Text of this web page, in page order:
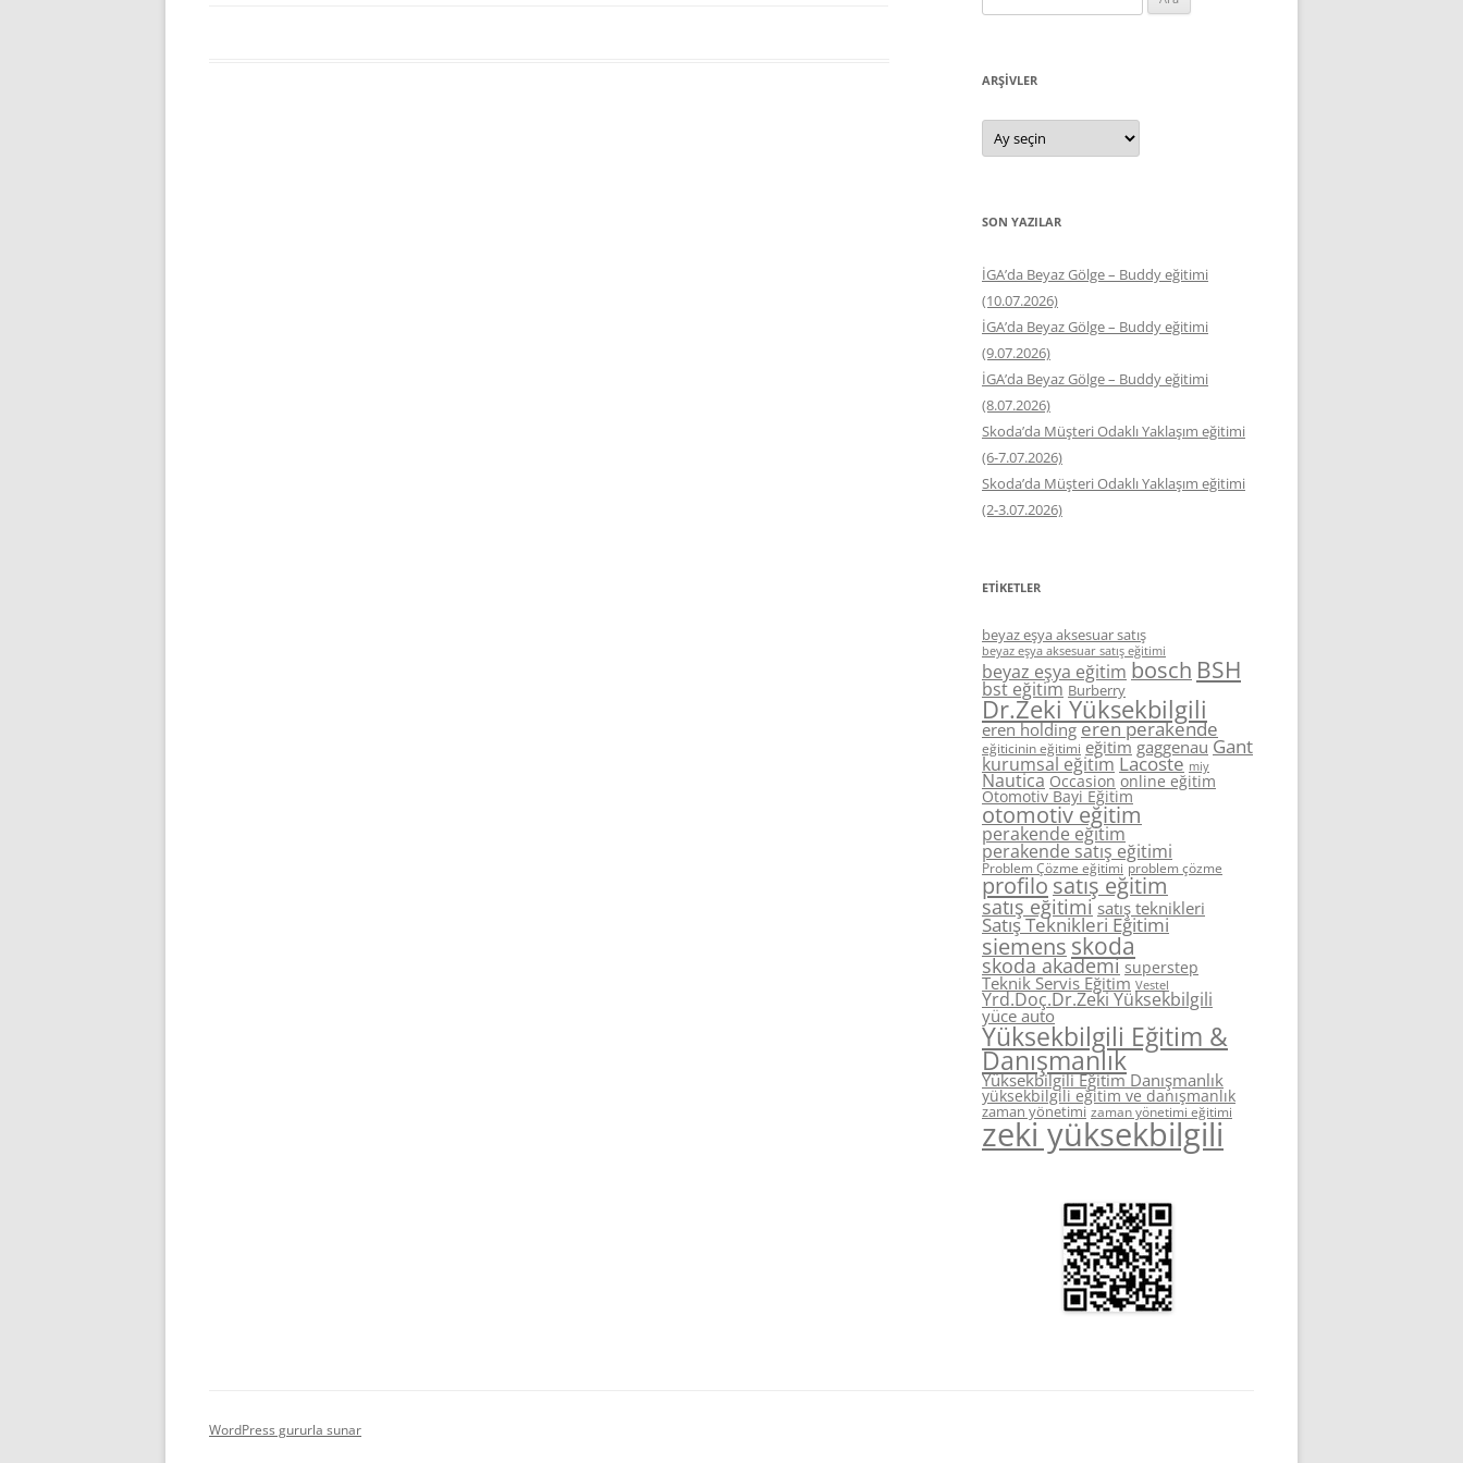
ARŞIVLER
Arşivler
SON YAZILAR
İGA’da Beyaz Gölge – Buddy eğitimi
(10.07.2026)
İGA’da Beyaz Gölge – Buddy eğitimi
(9.07.2026)
İGA’da Beyaz Gölge – Buddy eğitimi
(8.07.2026)
Skoda’da Müşteri Odaklı Yaklaşım eğitimi
(6-7.07.2026)
Skoda’da Müşteri Odaklı Yaklaşım eğitimi
(2-3.07.2026)
ETIKETLER
beyaz eşya aksesuar satış
beyaz eşya aksesuar satış eğitimi
beyaz eşya eğitim bosch BSH
bst eğitim Burberry
Dr.Zeki Yüksekbilgili
eren holding eren perakende
eğiticinin eğitimi eğitim gaggenau Gant
kurumsal eğitim Lacoste miy
Nautica Occasion online eğitim
Otomotiv Bayi Eğitim
otomotiv eğitim
perakende eğitim
perakende satış eğitimi
Problem Çözme eğitimi problem çözme
profilo satış eğitim
satış eğitimi satış teknikleri
Satış Teknikleri Eğitimi
siemens skoda
skoda akademi superstep
Teknik Servis Eğitim Vestel
Yrd.Doç.Dr.Zeki Yüksekbilgili
yüce auto
Yüksekbilgili Eğitim &
Danışmanlık
Yüksekbilgili Eğitim Danışmanlık
yüksekbilgili eğitim ve danışmanlık
zaman yönetimi zaman yönetimi eğitimi
zeki yüksekbilgili
WordPress gururla sunar